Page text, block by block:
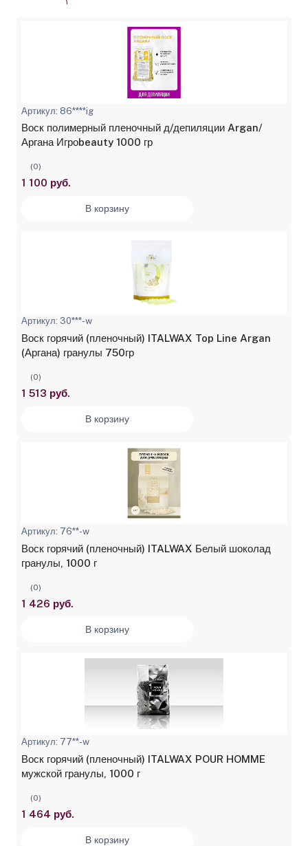
Артикул: 86****ig
Воск полимерный пленочный д/депиляции Argan/
Аргана Игроbeauty 1000 гр
(0)
1 100 руб.
В корзину
Артикул: 30***-w
Воск горячий (пленочный) ITALWAX Top Line Argan
(Аргана) гранулы 750гр
(0)
1 513 руб.
В корзину
Артикул: 76**-w
Воск горячий (пленочный) ITALWAX Белый шоколад
гранулы, 1000 г
(0)
1 426 руб.
В корзину
Артикул: 77**-w
Воск горячий (пленочный) ITALWAX POUR HOMME
мужской гранулы, 1000 г
(0)
1 464 руб.
В корзину